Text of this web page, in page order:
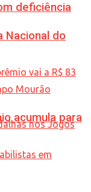
deficiência
Nacional do
acumula para